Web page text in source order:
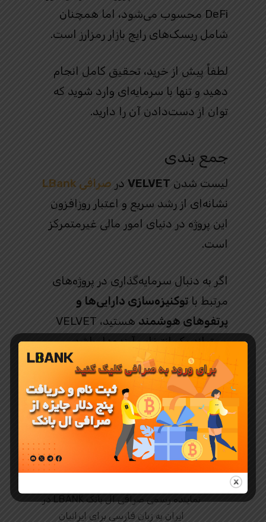
DeFi محسوب می‌شود، اما همچنان
شامل ریسک‌های رایج بازار رمزارز است.
لطفاً پیش از خرید، تحقیق کامل انجام
دهید و تنها با سرمایه‌ای وارد شوید که
توان از دست‌دادن آن را دارید.
جمع‌ بندی
لیست شدن VELVET در صرافی LBank
نشانه‌ای از رشد سریع و اعتبار روزافزون
این پروژه در دنیای امور مالی غیرمتمرکز
است.
اگر به دنبال سرمایه‌گذاری در پروژه‌های
مرتبط با توکنیزه‌سازی دارایی‌ها و
پرتفوهای هوشمند
هستید، VELVET
می‌تواند یک انتخاب آینده‌دار باشد.
نماینده رسمی صرافی ال بانک LBANK در
ایران به زبان فارسی برای ایرانیان